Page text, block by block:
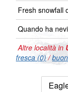
Fresh snowfall
Quando ha
Altre località in
fresca (0)/